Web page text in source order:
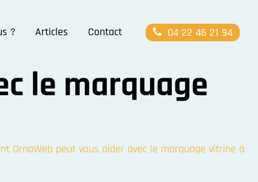
? Articles Contact 04 22 46 21 94
le marquage
OrnaWeb peut vous aider avec le marquage vitrine à